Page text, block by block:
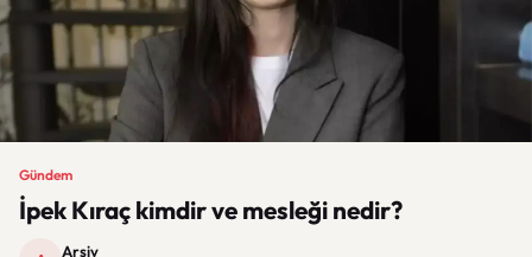
Gündem
İpek Kıraç kimdir ve mesleği nedir?
Arşiv